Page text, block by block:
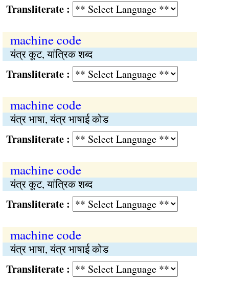
:
machine code
यंत्र कूट, यांत्रिक शब्द
:
machine code
यंत्र भाषा, यंत्र भाषाई कोड
:
machine code
यंत्र कूट, यांत्रिक शब्द
:
machine code
यंत्र भाषा, यंत्र भाषाई कोड
: